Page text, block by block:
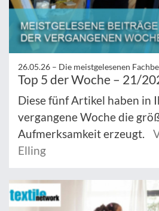
26.05.26 – Die meistgelesenen
Top 5 der Woche – 21/
Diese fünf Artikel haben in
vergangene Woche die
Aufmerksamkeit erzeugt.
Elling